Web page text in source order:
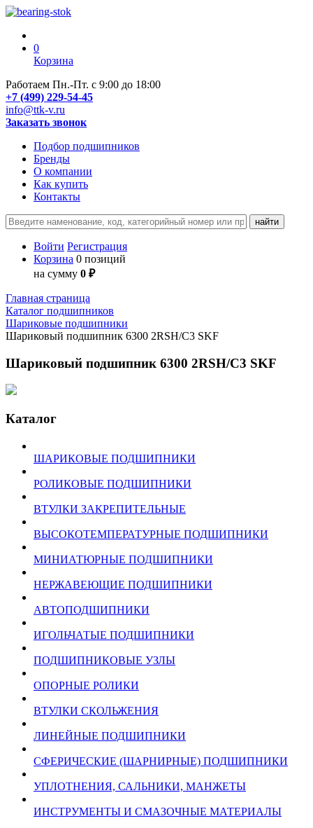
0
Корзина
Работаем Пн.-Пт. с 9:00 до 18:00
+7 (499) 229-54-45
info@ttk-v.ru
Заказать звонок
Подбор подшипников
Бренды
О компании
Как купить
Контакты
Войти Регистрация
Корзина 0 позиций
на сумму 0 ₽
Главная страница
Каталог подшипников
Шариковые подшипники
Шариковый подшипник 6300 2RSH/C3 SKF
Шариковый подшипник 6300 2RSH/C3 SKF
Каталог
ШАРИКОВЫЕ ПОДШИПНИКИ
РОЛИКОВЫЕ ПОДШИПНИКИ
ВТУЛКИ ЗАКРЕПИТЕЛЬНЫЕ
ВЫСОКОТЕМПЕРАТУРНЫЕ ПОДШИПНИКИ
МИНИАТЮРНЫЕ ПОДШИПНИКИ
НЕРЖАВЕЮЩИЕ ПОДШИПНИКИ
АВТОПОДШИПНИКИ
ИГОЛЬЧАТЫЕ ПОДШИПНИКИ
ПОДШИПНИКОВЫЕ УЗЛЫ
ОПОРНЫЕ РОЛИКИ
ВТУЛКИ СКОЛЬЖЕНИЯ
ЛИНЕЙНЫЕ ПОДШИПНИКИ
СФЕРИЧЕСКИЕ (ШАРНИРНЫЕ) ПОДШИПНИКИ
УПЛОТНЕНИЯ, САЛЬНИКИ, МАНЖЕТЫ
ИНСТРУМЕНТЫ И СМАЗОЧНЫЕ МАТЕРИАЛЫ